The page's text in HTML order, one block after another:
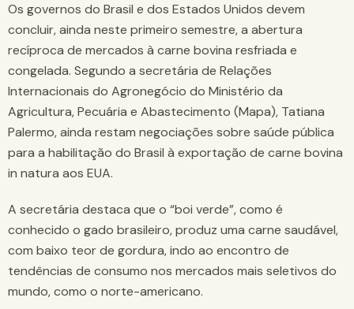
Os governos do Brasil e dos Estados Unidos devem
concluir, ainda neste primeiro semestre, a abertura
recíproca de mercados à carne bovina resfriada e
congelada. Segundo a secretária de Relações
Internacionais do Agronegócio do Ministério da
Agricultura, Pecuária e Abastecimento (Mapa), Tatiana
Palermo, ainda restam negociações sobre saúde pública
para a habilitação do Brasil à exportação de carne bovina
in natura aos EUA.
A secretária destaca que o “boi verde”, como é
conhecido o gado brasileiro, produz uma carne saudável,
com baixo teor de gordura, indo ao encontro de
tendências de consumo nos mercados mais seletivos do
mundo, como o norte-americano.